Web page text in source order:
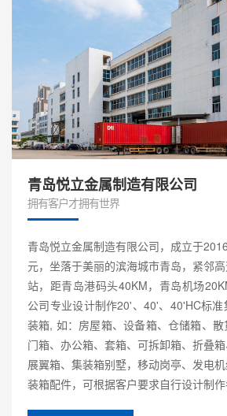
青岛悦立金属制造有限公司
拥有客户才拥有世界
青岛悦立金属制造有限公司，成立于
元，坐落于美丽的滨海城市青岛，紧邻
站，距青岛港码头40KM，青岛机场
公司专业设计制作20'、40'、40'HC标
装箱, 如：房屋箱、设备箱、仓储箱、
门箱、办公箱、套箱、可拆卸箱、折叠箱
展翼箱、集装箱别墅，移动岗亭、发电
装箱配件，可根据客户要求自行设计制